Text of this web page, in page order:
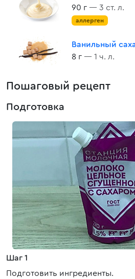
90 г — 3 ст. л.
аллерген
Ванильный
8 г — 1 ч. л.
Пошаговый рецепт
Подготовка
Шаг 1
Подготовить ингредиенты.